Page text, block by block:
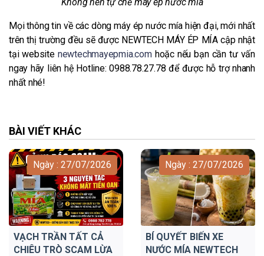
Mọi thông tin về các dòng máy ép nước mía hiện đại, mới nhất
trên thị trường đều sẽ được NEWTECH MÁY ÉP MÍA cập nhật
tại website newtechmayepmia.comhoặc nếu bạn cần tư vấn
ngay hãy liên hệ Hotline: 0988.78.27.78 để được hỗ trợ nhanh
nhất nhé!
BÀI VIẾT KHÁC
VẠCH TRẦN TẤT CẢ
CHIÊU TRÒ SCAM LỪA
Ngày : 27/07/2026
BÍ QUYẾT BIẾN XE
NƯỚC MÍA NEWTECH
Ngày : 27/07/2026